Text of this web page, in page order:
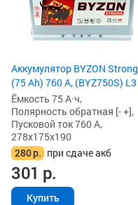
Аккумулятор BYZON Strong
(75 Ah) 760 А, (BYZ750S) L3
Ёмкость 75 А·ч,
Полярность обратная [- +],
Пусковой ток 760 А,
278x175x190
280р. при сдаче акб
301 р.
Купить